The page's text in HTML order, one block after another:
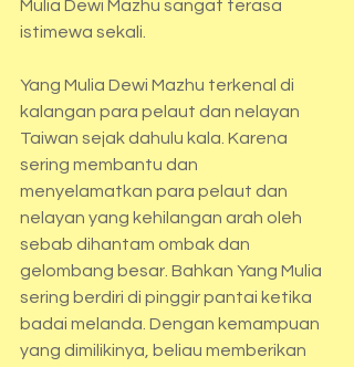
Mulia Dewi Mazhu sangat terasa
istimewa sekali.
Yang Mulia Dewi Mazhu terkenal di
kalangan para pelaut dan nelayan
Taiwan sejak dahulu kala. Karena
sering membantu dan
menyelamatkan para pelaut dan
nelayan yang kehilangan arah oleh
sebab dihantam ombak dan
gelombang besar. Bahkan Yang Mulia
sering berdiri di pinggir pantai ketika
badai melanda. Dengan kemampuan
yang dimilikinya, beliau memberikan